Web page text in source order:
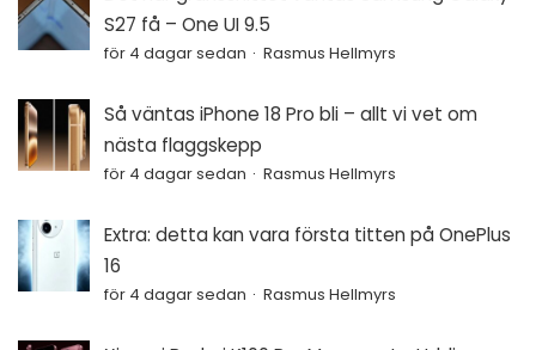
S27 få – One UI 9.5
för 4 dagar sedan Rasmus Hellmyrs
Så väntas iPhone 18 Pro bli – allt vi vet om
nästa flaggskepp
för 4 dagar sedan Rasmus Hellmyrs
Extra: detta kan vara första titten på OnePlus
16
för 4 dagar sedan Rasmus Hellmyrs